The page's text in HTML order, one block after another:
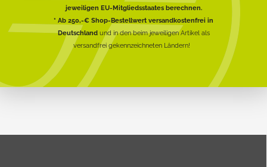
jeweiligen EU-Mitgliedsstaates berechnen.
* Ab 250,-€ Shop-Bestellwert versandkostenfrei in
Deutschlandund in den beim jeweiligen Artikel als
versandfrei gekennzeichneten Ländern!